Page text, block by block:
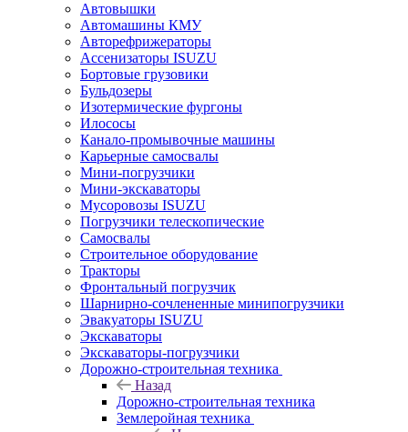
Автовышки
Автомашины КМУ
Авторефрижераторы
Ассенизаторы ISUZU
Бортовые грузовики
Бульдозеры
Изотермические фургоны
Илососы
Канало-промывочные машины
Карьерные самосвалы
Мини-погрузчики
Мини-экскаваторы
Мусоровозы ISUZU
Погрузчики телескопические
Самосвалы
Строительное оборудование
Тракторы
Фронтальный погрузчик
Шарнирно-сочлененные минипогрузчики
Эвакуаторы ISUZU
Экскаваторы
Экскаваторы-погрузчики
Дорожно-строительная техника
Назад
Дорожно-строительная техника
Землеройная техника